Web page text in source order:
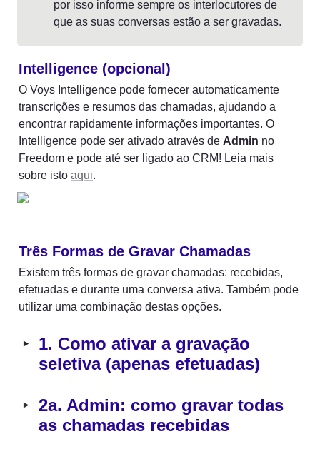
por isso informe sempre os interlocutores de
que as suas conversas estão a ser gravadas.
Intelligence (opcional)
O Voys Intelligence pode fornecer automaticamente
transcrições e resumos das chamadas, ajudando a
encontrar rapidamente informações importantes. O
Intelligence pode ser ativado através de Admin no
Freedom e pode até ser ligado ao CRM! Leia mais
sobre isto aqui.
Três Formas de Gravar Chamadas
Existem três formas de gravar chamadas: recebidas,
efetuadas e durante uma conversa ativa. Também pode
utilizar uma combinação destas opções.
‣ 1. Como ativar a gravação
seletiva (apenas efetuadas)
‣ 2a. Admin: como gravar todas
as chamadas recebidas